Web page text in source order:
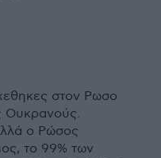
στον Ρωσο
Ουκρανούς.
ο Ρώσος
το 99% των